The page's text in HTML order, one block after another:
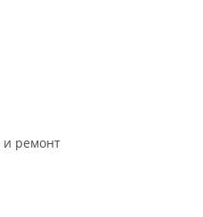
и ремонт